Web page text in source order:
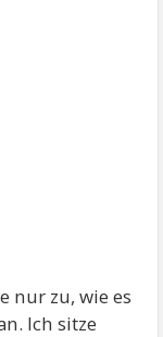
nur zu, wie es
Ich sitze